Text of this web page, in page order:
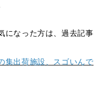
になった方は、過去記事
集出荷施設、スゴいんで